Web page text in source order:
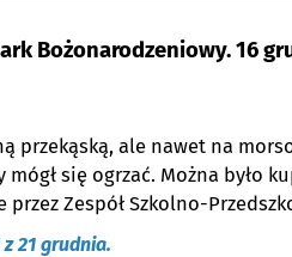
Bożonarodzeniowy. 16
przekąską, ale nawet na
się ogrzać. Można było
Zespół Szkolno-
21 grudnia.